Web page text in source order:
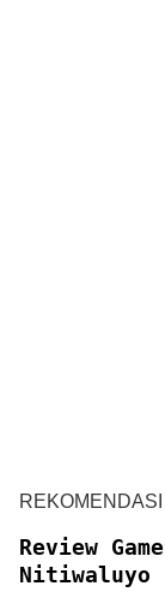
REKOMENDASI
Review
Nitiwaluyo